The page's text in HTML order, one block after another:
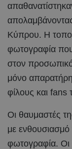
Κύπρου. Η
φωτογραφία
στον
μόνο
φίλους και fans
Οι θαυμαστές
με ενθουσιασμό
φωτογραφία. Οι